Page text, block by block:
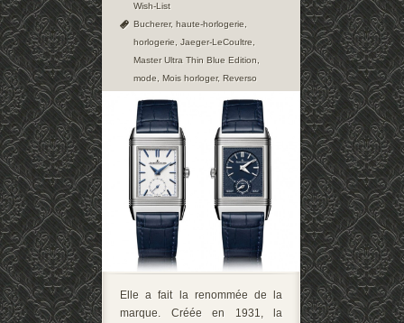
Wish-List
Bucherer, haute-horlogerie
horlogerie
Jaeger-LeCoultre
Master Ultra Thin Blue Edition
mode
Mois horloger, Reverso
Elle a fait la renommée de la
marque. Créée en 1931, la